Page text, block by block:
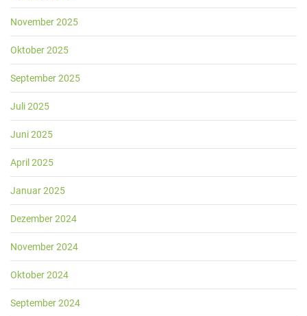
November 2025
Oktober 2025
September 2025
Juli 2025
Juni 2025
April 2025
Januar 2025
Dezember 2024
November 2024
Oktober 2024
September 2024